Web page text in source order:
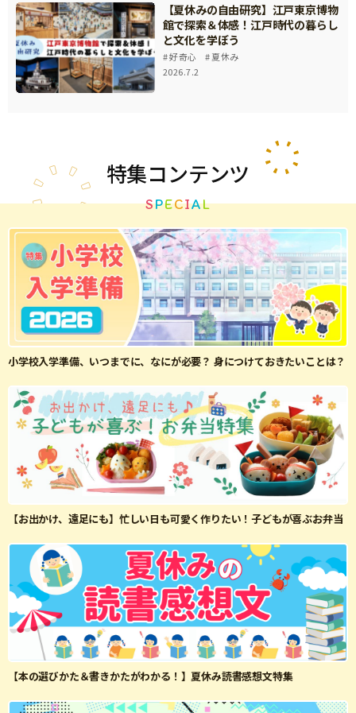
【夏休みの自由研究】江戸東京博物
館で探索＆体感！江戸時代の暮らし
と文化を学ぼう
好奇心
夏休み
2026.7.2
特集コンテンツ
SPECIAL
小学校入学準備、いつまでに、なにが必要？ 身につけておきたいことは？
【お出かけ、遠足にも】忙しい日も可愛く作りたい！子どもが喜ぶお弁当
【本の選びかた＆書きかたがわかる！】夏休み読書感想文特集